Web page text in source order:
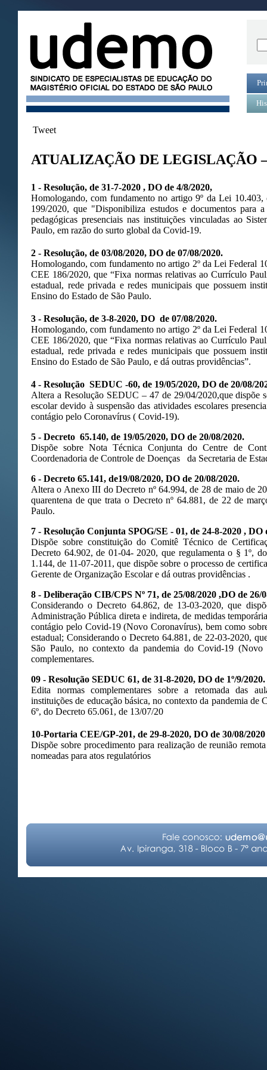
Tweet
ATUALIZAÇÃO DE LEGISLAÇÃO
1 - Resolução, de 31-7-2020 , DO de 4/8/2020,
Homologando, com fundamento no artigo 9º da Lei
199/2020, que "Disponibiliza estudos e documentos para
pedagógicas presenciais nas instituições vinculadas ao
Paulo, em razão do surto global da Covid-19.
2 - Resolução, de 03/08/2020, DO de 07/08/2020.
Homologando, com fundamento no artigo 2º da Lei Federal
CEE 186/2020, que “Fixa normas relativas ao Currículo
estadual, rede privada e redes municipais que possuem
Ensino do Estado de São Paulo.
3 - Resolução, de 3-8-2020, DO de 07/08/2020.
Homologando, com fundamento no artigo 2º da Lei Federal
CEE 186/2020, que “Fixa normas relativas ao Currículo
estadual, rede privada e redes municipais que possuem
Ensino do Estado de São Paulo, e dá outras providências”.
4 - Resolução SEDUC -60, de 19/05/2020, DO de 20/08/
Altera a Resolução SEDUC – 47 de 29/04/2020,que dispõe
escolar devido à suspensão das atividades escolares
contágio pelo Coronavírus ( Covid-19).
5 - Decreto 65.140, de 19/05/2020, DO de 20/08/2020.
Dispõe sobre Nota Técnica Conjunta do Centre de
Coordenadoria de Controle de Doenças da Secretaria de
6 - Decreto 65.141, de19/08/2020, DO de 20/08/2020.
Altera o Anexo III do Decreto nº 64.994, de 28 de maio de
quarentena de que trata o Decreto nº 64.881, de 22 de
Paulo.
7 - Resolução Conjunta SPOG/SE - 01, de 24-8-2020 , DO
Dispõe sobre constituição do Comitê Técnico de
Decreto 64.902, de 01-04- 2020, que regulamenta o § 1º,
1.144, de 11-07-2011, que dispõe sobre o processo de
Gerente de Organização Escolar e dá outras providências .
8 - Deliberação CIB/CPS Nº 71, de 25/08/2020 ,DO de 26/
Considerando o Decreto 64.862, de 13-03-2020, que
Administração Pública direta e indireta, de medidas
contágio pelo Covid-19 (Novo Coronavírus), bem como
estadual; Considerando o Decreto 64.881, de 22-03-2020,
São Paulo, no contexto da pandemia do Covid-19 (Novo
complementares.
09 - Resolução SEDUC 61, de 31-8-2020, DO de 1º/9/2020.
Edita normas complementares sobre a retomada das
instituições de educação básica, no contexto da pandemia
6º, do Decreto 65.061, de 13/07/20
10-Portaria CEE/GP-201, de 29-8-2020, DO de 30/08/2020
Dispõe sobre procedimento para realização de reunião
nomeadas para atos regulatórios